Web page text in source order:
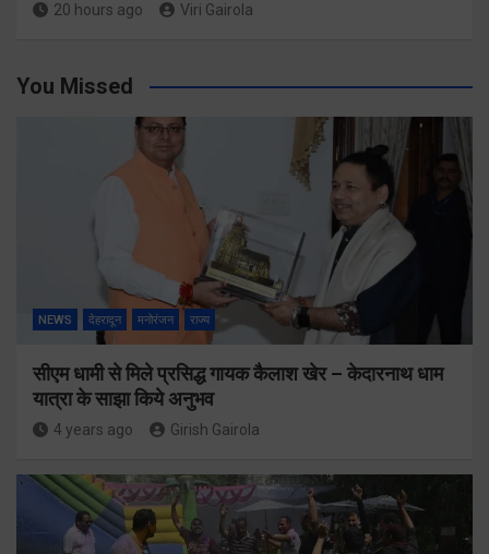
20 hours ago Viri Gairola
You Missed
NEWS देहरादून मनोरंजन राज्य
सीएम धामी से मिले प्रसिद्ध गायक कैलाश खेर – केदारनाथ धाम
यात्रा के साझा किये अनुभव
4 years ago Girish Gairola